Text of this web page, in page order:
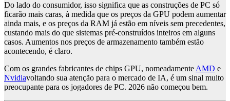
Do lado do consumidor, isso significa que as construções de PC só
ficarão mais caras, à medida que os preços da GPU podem aumentar
ainda mais, e os preços da RAM já estão em níveis sem precedentes,
custando mais do que sistemas pré-construídos inteiros em alguns
casos. Aumentos nos preços de armazenamento também estão
acontecendo, é claro.
Com os grandes fabricantes de chips GPU, nomeadamenteAMD e
Nvidiavoltando sua atenção para o mercado de IA, é um sinal muito
preocupante para os jogadores de PC. 2026 não começou bem.